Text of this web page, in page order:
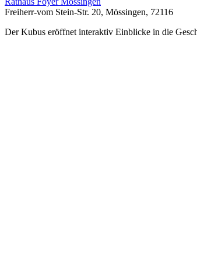
Freiherr-vom Stein-Str. 20, Mössingen, 72116
Der Kubus eröffnet interaktiv Einblicke in die